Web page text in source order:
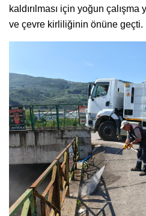
kaldırılması için yoğun
ve çevre kirliliğinin önüne geçti.